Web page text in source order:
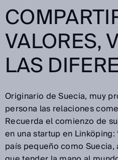
VALORES,
LAS
Originario de Suecia, muy
persona las relaciones
Recuerda el comienzo de
en una startup en
país pequeño como